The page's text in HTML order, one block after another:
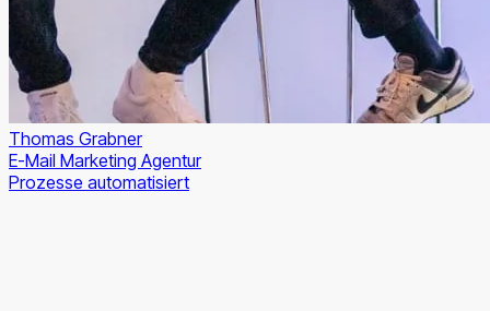
Thomas Grabner
E-Mail Marketing Agentur
Prozesse automatisiert